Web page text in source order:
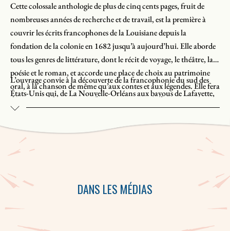
Cette colossale anthologie de plus de cinq cents pages, fruit de
nombreuses années de recherche et de travail, est la première à
couvrir les écrits francophones de la Louisiane depuis la
fondation de la colonie en 1682 jusqu’à aujourd’hui. Elle aborde
tous les genres de littérature, dont le récit de voyage, le théâtre, la
poésie et le roman, et accorde une place de choix au patrimoine
oral, à la chanson de même qu’aux contes et aux légendes. Elle fera
découvrir au lecteur une sélection commentée de cent-soixante-
six textes – reproduits en tout ou en partie – allant du journal de
Nicolas de la Salle à la poésie de Zachary Richard.
L’ouvrage convie à la découverte de la francophonie du sud des
États-Unis qui, de La Nouvelle-Orléans aux bayous de Lafayette,
n’a cessé de se raconter et de se réinventer à travers les époques.
En coédition avec University of Louisiana at Lafayette Press.
DANS LES MÉDIAS